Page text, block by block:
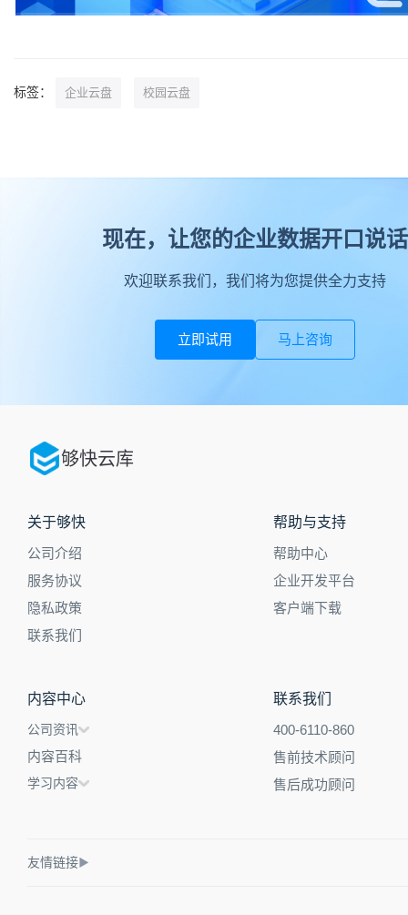
标签： 企业云盘 校园云盘
现在，让您的企业数据开口说话
欢迎联系我们，我们将为您提供全力支持
立即试用 马上咨询
够快云库
关于够快
公司介绍
服务协议
隐私政策
联系我们
帮助与支持
帮助中心
企业开发平台
客户端下载
内容中心
公司资讯
内容百科
学习内容
联系我们
400-6110-860
售前技术顾问
售后成功顾问
友情链接▶